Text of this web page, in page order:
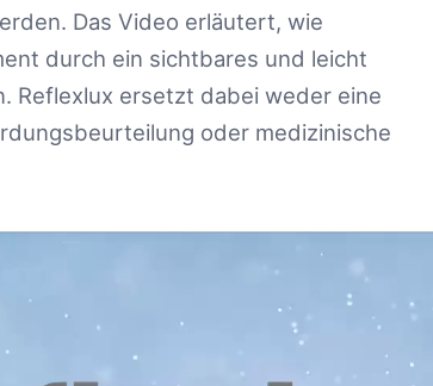
Das Video erläutert, wie
durch ein sichtbares und leicht
Reflexlux ersetzt dabei weder eine
oder medizinische